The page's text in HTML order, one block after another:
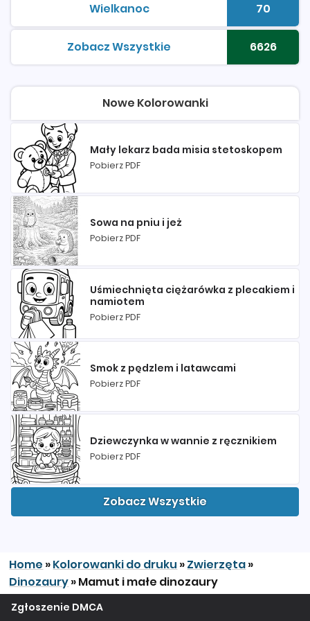
Wielkanockolorowanki do druku Liczba
70
Zobacz Wszystkiekolorowanki do druku Liczba
6626
Nowe Kolorowanki
Mały lekarz bada misia stetoskopem
Pobierz PDF
Sowa na pniu i jeż
Pobierz PDF
Uśmiechnięta ciężarówka z plecakiem i
namiotem
Pobierz PDF
Smok z pędzlem i latawcami
Pobierz PDF
Dziewczynka w wannie z ręcznikiem
Pobierz PDF
Zobacz Wszystkie
Home »Kolorowanki do druku »Zwierzęta»
Dinozaury»Mamut i małe dinozaury
Zgłoszenie DMCA